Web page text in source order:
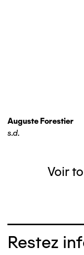
Auguste Forestier
s.d.
Voir
Restez